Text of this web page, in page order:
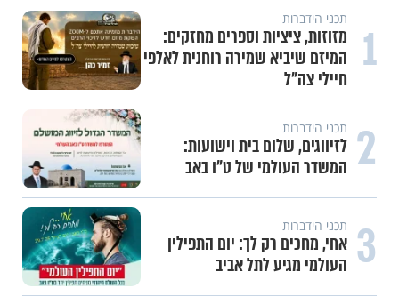
1 תכני הידברות
מזוזות, ציציות וספרים מחזקים:
המיזם שיביא שמירה רוחנית לאלפי
חיילי צה"ל
2 תכני הידברות
לזיווגים, שלום בית וישועות:
המשדר העולמי של ט"ו באב
3 תכני הידברות
אחי, מחכים רק לך: יום התפילין
העולמי מגיע לתל אביב